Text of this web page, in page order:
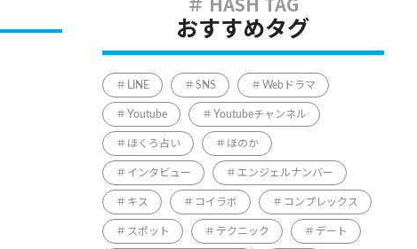
おすすめタグ
LINE SNS Webドラマ
Youtube Youtubeチャンネル
ほくろ占い ほのか
インタビュー エンジェルナンバー
キス コイラボ コンプレックス
スポット テクニック デート